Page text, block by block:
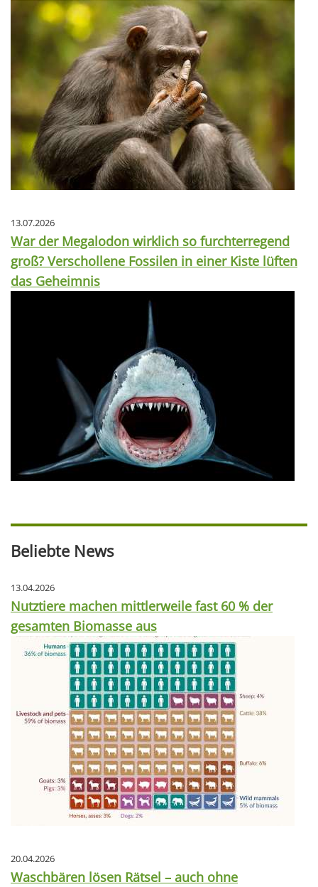
13.07.2026
War der Megalodon wirklich so furchterregend
groß? Verschollene Fossilen in einer Kiste lüften
das Geheimnis
Beliebte News
13.04.2026
Nutztiere machen mittlerweile fast 60 % der
gesamten Biomasse aus
20.04.2026
Waschbären lösen Rätsel – auch ohne